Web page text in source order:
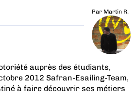
Par Martin R.
auprès des étudiants,
2012 Safran-Esailing-Team,
à faire découvrir ses métiers